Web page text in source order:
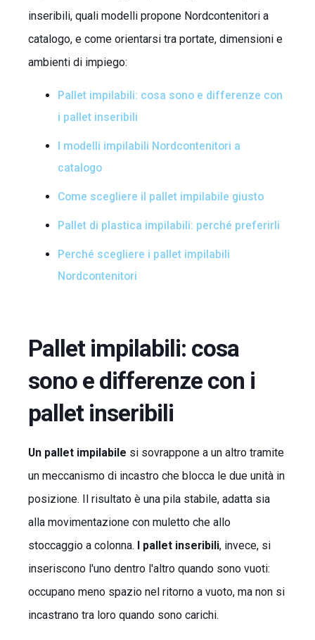
inseribili, quali modelli propone Nordcontenitori a
catalogo, e come orientarsi tra portate, dimensioni e
ambienti di impiego:
Pallet impilabili: cosa sono e differenze con
i pallet inseribili
I modelli impilabili Nordcontenitori a
catalogo
Come scegliere il pallet impilabile giusto
Pallet di plastica impilabili: perché preferirli
Perché scegliere i pallet impilabili
Nordcontenitori
Pallet impilabili: cosa
sono e differenze con i
pallet inseribili
Un pallet impilabile si sovrappone a un altro tramite
un meccanismo di incastro che blocca le due unità in
posizione. Il risultato è una pila stabile, adatta sia
alla movimentazione con muletto che allo
stoccaggio a colonna. I pallet inseribili, invece, si
inseriscono l'uno dentro l'altro quando sono vuoti:
occupano meno spazio nel ritorno a vuoto, ma non si
incastrano tra loro quando sono carichi.